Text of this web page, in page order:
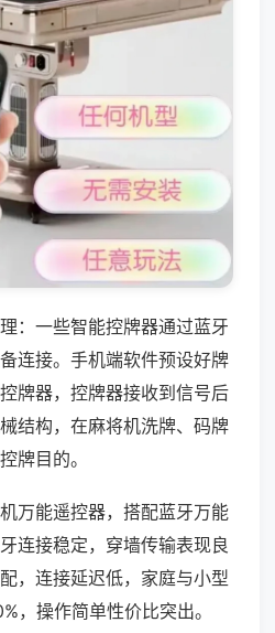
：一些智能控牌器通过蓝牙
连接。手机端软件预设好牌
牌器，控牌器接收到信号后
结构，在麻将机洗牌、码牌
牌目的。
万能遥控器，搭配蓝牙万能
连接稳定，穿墙传输表现良
，连接延迟低，家庭与小型
，操作简单性价比突出。